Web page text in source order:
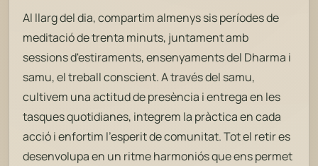
Al llarg del dia, compartim almenys sis períodes de
meditació de trenta minuts, juntament amb
sessions d'estiraments, ensenyaments del Dharma i
samu, el treball conscient. A través del samu,
cultivem una actitud de presència i entrega en les
tasques quotidianes, integrem la pràctica en cada
acció i enfortim l'esperit de comunitat. Tot el retir es
desenvolupa en un ritme harmoniós que ens permet